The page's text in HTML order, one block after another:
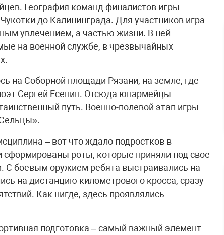
География команд финалистов игры
до Калининграда. Для участников игра
увлечением, а частью жизни. В ней
на военной службе, в чрезвычайных
на Соборной площади Рязани, на земле, где
Сергей Есенин. Отсюда юнармейцы
путь. Военно-полевой этап игры
– вот что ждало подростков в
роты, которые приняли под свое
С боевым оружием ребята выстраивались на
на дистанцию километрового кросса, сразу
Как нигде, здесь проявлялись
подготовка – самый важный элемент